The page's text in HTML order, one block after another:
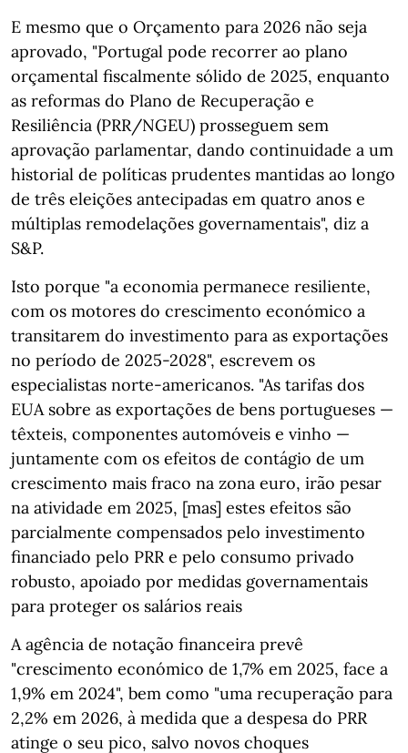
E mesmo que o Orçamento para 2026 não seja
aprovado, "Portugal pode recorrer ao plano
orçamental fiscalmente sólido de 2025, enquanto
as reformas do Plano de Recuperação e
Resiliência (PRR/NGEU) prosseguem sem
aprovação parlamentar, dando continuidade a um
historial de políticas prudentes mantidas ao longo
de três eleições antecipadas em quatro anos e
múltiplas remodelações governamentais", diz a
S&P.
Isto porque "a economia permanece resiliente,
com os motores do crescimento económico a
transitarem do investimento para as exportações
no período de 2025-2028", escrevem os
especialistas norte-americanos. "As tarifas dos
EUA sobre as exportações de bens portugueses —
têxteis, componentes automóveis e vinho —
juntamente com os efeitos de contágio de um
crescimento mais fraco na zona euro, irão pesar
na atividade em 2025, [mas] estes efeitos são
parcialmente compensados pelo investimento
financiado pelo PRR e pelo consumo privado
robusto, apoiado por medidas governamentais
para proteger os salários reais
A agência de notação financeira prevê
"crescimento económico de 1,7% em 2025, face a
1,9% em 2024", bem como "uma recuperação para
2,2% em 2026, à medida que a despesa do PRR
atinge o seu pico, salvo novos choques